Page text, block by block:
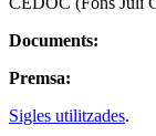
Documents:
Premsa:
Sigles utilitzades.